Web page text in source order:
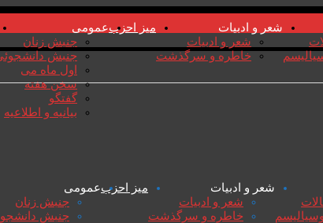
شعر و ادبیات
شعر و ادبیات
خاطرە و سرگذشت
میز احزبعمومی
جنبش زنان
جنبش
اول ماە می
سخن هفتە
گفتگو
بیانیە و اطلاعیە
شعر و ادبیات
شعر و ادبیات
خاطرە و سرگذشت
میز احزبعمومی
جنبش زنان
جنبش